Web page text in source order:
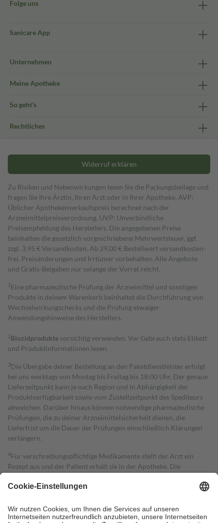
Folge uns
Sanicare App
Unternehmen
Meine Apotheke
So geht's
Rechtliches
Widerruf erklären
Zu Risiken und Nebenwirkungen lesen Sie die Packungsbeilage und
fragen Sie Ihre Ärztin, Ihren Arzt oder in Ihrer Apotheke. AVP:
Üblicher Apothekenverkaufspreis berechnet nach der
Arzneimittelpreisverordnung. UVP: Unverbindliche
Preisempfehlung des Herstellers. Die angegebenen Preise
beinhalten die gesetzlich vorgeschriebene Mehrwertsteuer, ggf.
zzgl. 3,95 € Versandkosten. Ab 29,00 € Bestell­wert versand­kosten­
frei. Preisänderungen und Irrtümer vorbehalten. Alle Angebote
und Gratis-Beigaben nur solange der Vorrat reicht.
1 Eine pharmazeutische Prüfung der Arzneimittel und sonstigen
Produkte in deinem Warenkorb beinhaltet die Durchführung von
Wechselwirkungschecks und die Prüfung etwaiger
Anwendungshinweise des Herstellers.
2Biozidproduktevorsichtig verwenden. Vor Gebrauch stets Etikett
und Produktinformationen lesen.
3Die Übergabe deiner Bestellung an den Paketdienstleister erfolgt
bei uns werktags von Montag bis Freitag bis 18:00 Uhr. Der genaue
Lieferzeitpunkt kann je nach Region und in Abhängigkeit der
Produktverfügbarkeit sowie vom Zustellzeitpunkt des Spediteurs
abweichen. Darüber hinaus können notwendige pharmazeutische
Prüfungen, die zu deiner Arzneimittelsicherheit dienen, die
Lieferfrist um die Dauer der Prüfungen einschließlich Klärungen
verlängern.
4Für verschreibungspflichtige Medikamente stellt der Arzt ein
Rezept aus und der Patient erhält sie in der Apotheke. Die
Kosten dafür, der Versicherte trägt einen Teil davon als Zuzahlung
Grundsätzlich leisten Mitglieder Zuzahlungen in Höhe von zehn
Prozent des Abgabepreises,mindestensjedochfünf Euround